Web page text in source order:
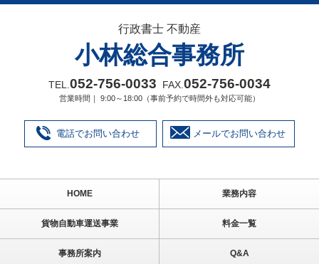
行政書士 不動産
小林総合事務所
TEL. 052‐756‐0033 FAX. 052‐756‐0034
営業時間｜ 9:00～18:00（事前予約で時間外も対応可能）
電話でお問い合わせ メールでお問い合わせ
HOME 業務内容
貨物自動車運送事業 料金一覧
事務所案内 Q&A